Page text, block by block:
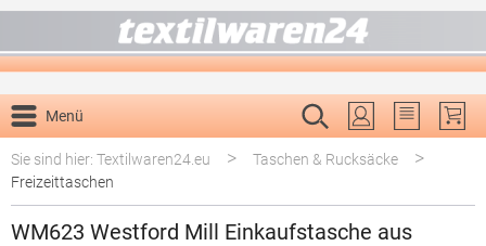
Menü
Du hast 0
Sie sind hier: Textilwaren24.eu
> Taschen & Rucksäcke >
Freizeittaschen
WM623 Westford Mill Einkaufstasche aus